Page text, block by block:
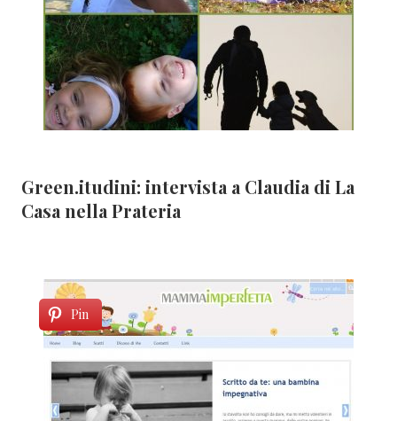
Green.itudini: intervista a Claudia di La
Casa nella Prateria
Pin